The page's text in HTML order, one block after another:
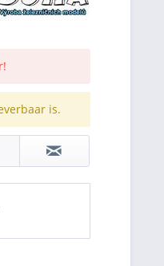
is.